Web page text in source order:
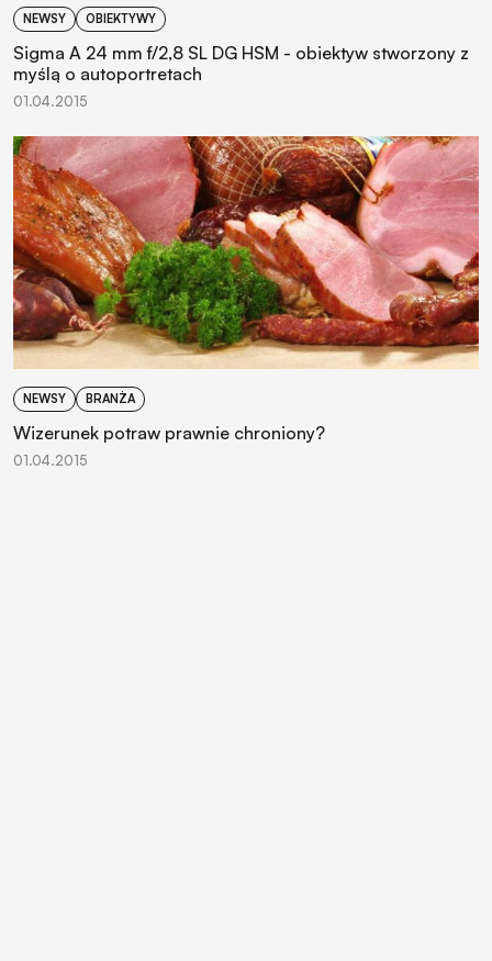
NEWSY OBIEKTYWY
Sigma A 24 mm f/2,8 SL DG HSM - obiektyw stworzony z
myślą o autoportretach
01.04.2015
NEWSY BRANŻA
Wizerunek potraw prawnie chroniony?
01.04.2015